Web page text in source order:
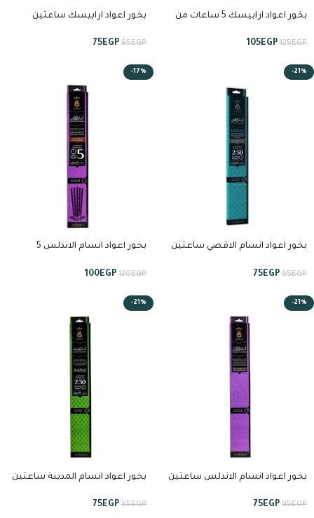
بخور اعواد ارابيسك 5 ساعات من
125EGP
105EGP
بخور اعواد ارابيسك ساعتين
95EGP
75EGP
-21%
بخور اعواد انسام الاقصي ساعتين
95EGP
75EGP
-17%
بخور اعواد انسام الاندلس 5
120EGP
100EGP
-21%
بخور اعواد انسام الاندلس ساعتين
95EGP
75EGP
-21%
بخور اعواد انسام المدينة ساعتين
95EGP
75EGP